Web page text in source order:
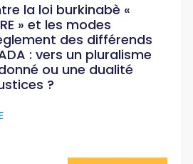
la loi burkinabè «
» et les modes
des différends
: vers un pluralisme
ou une dualité
?